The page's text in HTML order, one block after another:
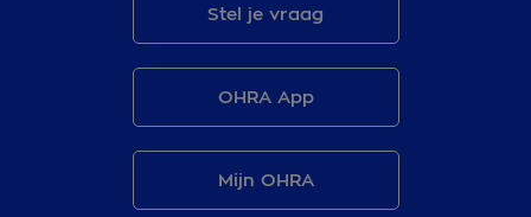
Stel je vraag
OHRA App
Mijn OHRA